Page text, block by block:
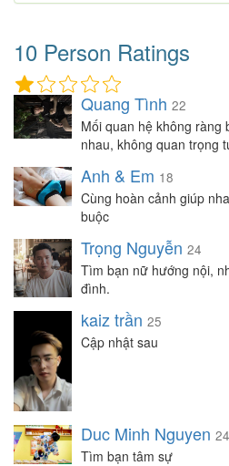
10 Person Ratings
Quang Tình 22
Mối quan hệ không ràng
nhau, không quan trọng
Anh & Em 18
Cùng hoàn cảnh giúp
buộc
Trọng Nguyễn 24
Tìm bạn nữ hướng nội,
đình.
kaiz trần 25
Cập nhật sau
Duc Minh Nguyen 24
Tìm bạn tâm sự